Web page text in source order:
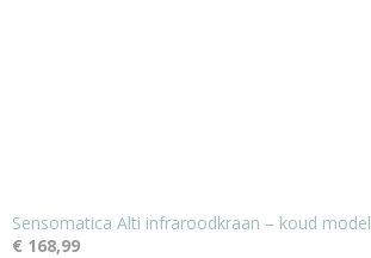
Sensomatica Alti infraroodkraan – koud model
€ 168,99